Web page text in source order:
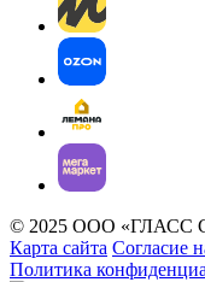
© 2025 ООО «ГЛАСС
Карта сайта Согласие
Политика